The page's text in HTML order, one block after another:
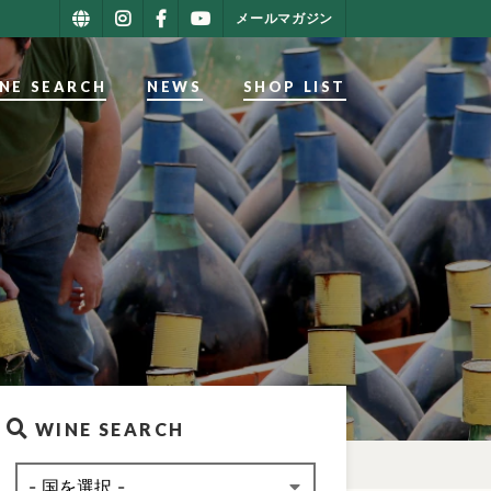
メールマガジン
SEARCH NEWS SHOP LIST
WINE SEARCH